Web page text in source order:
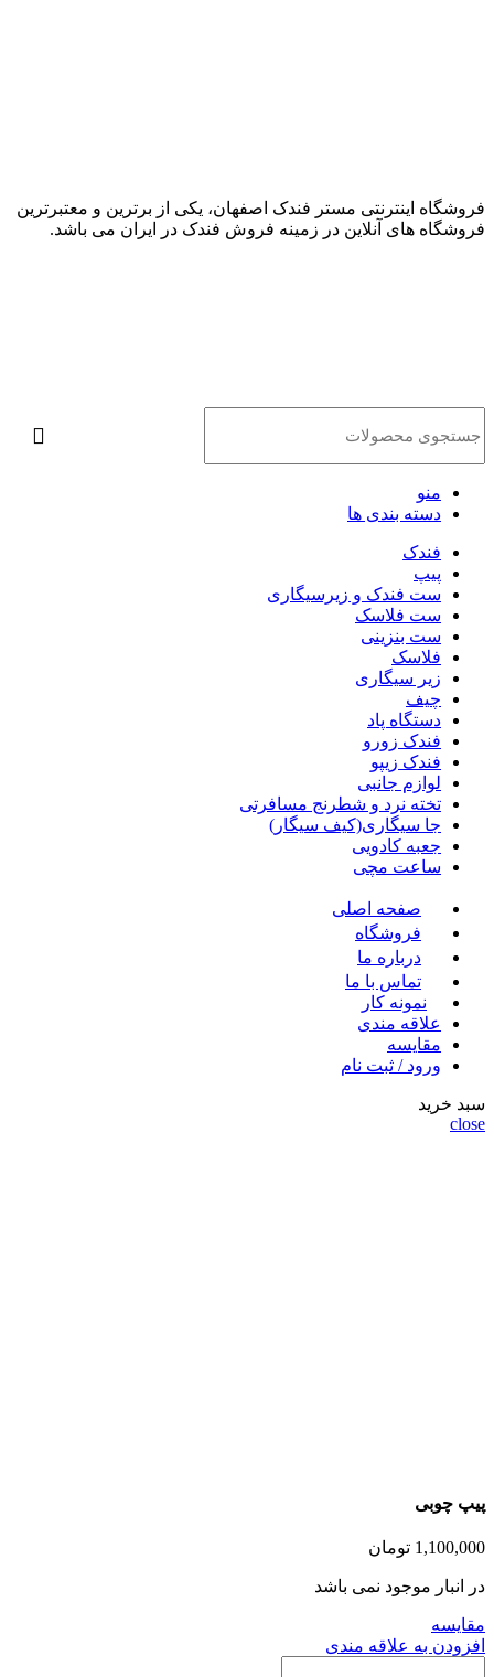
فروشگاه اینترنتی مستر فندک اصفهان، یکی از برترین و معتبرترین
فروشگاه های آنلاین در زمینه فروش فندک در ایران می باشد.
منو
دسته بندی ها
فندک
پیپ
ست فندک و زیرسیگاری
ست فلاسک
ست بنزینی
فلاسک
زیر سیگاری
چیف
دستگاه پاد
فندک زورو
فندک زیپو
لوازم جانبی
تخته نرد و شطرنج مسافرتی
جا سیگاری(کیف سیگار)
جعبه کادویی
ساعت مچی
صفحه اصلی
فروشگاه
درباره ما
تماس با ما
نمونه کار
علاقه مندی
مقايسه
ورود / ثبت نام
سبد خرید
close
پیپ چوبی
1,100,000 تومان
در انبار موجود نمی باشد
مقايسه
افزودن به علاقه مندی